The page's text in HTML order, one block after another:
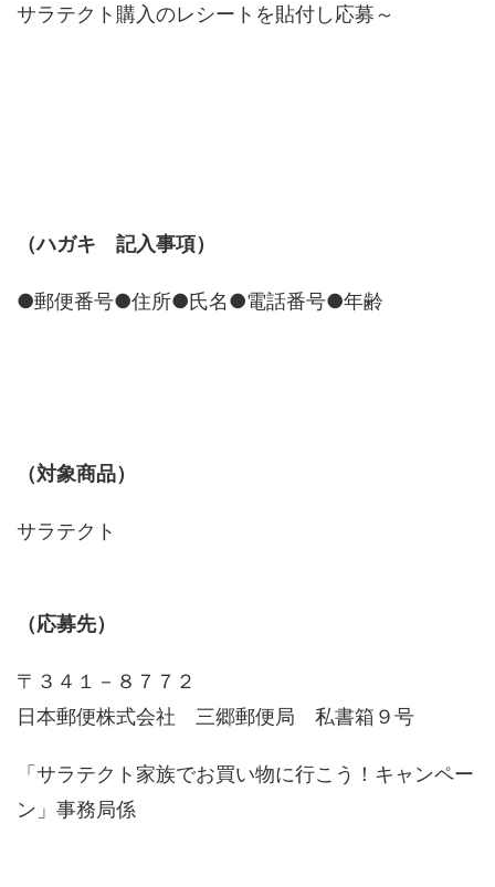
サラテクト購入のレシートを貼付し応募～
（ハガキ 記入事項）
●郵便番号●住所●氏名●電話番号●年齢
（対象商品）
サラテクト
（応募先）
〒３４１－８７７２
日本郵便株式会社 三郷郵便局 私書箱９号
「サラテクト家族でお買い物に行こう！キャンペー
ン」事務局係